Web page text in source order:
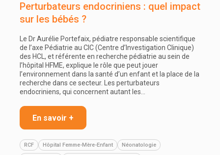
Perturbateurs endocriniens : quel impact
sur les bébés ?
Le Dr Aurélie Portefaix, pédiatre responsable scientifique
de l’axe Pédiatrie au CIC (Centre d’Investigation Clinique)
des HCL, et référente en recherche pédiatrie au sein de
l’hôpital HFME, explique le rôle que peut jouer
l’environnement dans la santé d’un enfant et la place de la
recherche dans ce secteur. Les perturbateurs
endocriniens, qui concernent autant les…
En savoir +
RCF Hôpital Femme-Mère-Enfant Néonatologie